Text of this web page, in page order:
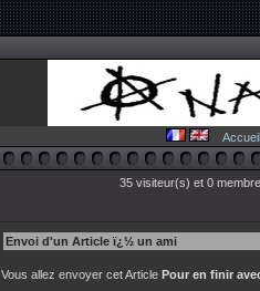
Accueil
35 visiteur(s) et 0
Envoi d'un Article ï¿½ un ami
Vous allez envoyer cet Article Pour en finir